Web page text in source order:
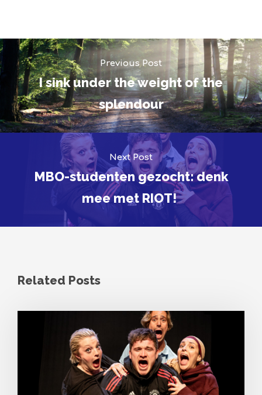
Previous Post
I sink under the weight of the
splendour
Next Post
MBO-studenten gezocht: denk
mee met RIOT!
Related Posts